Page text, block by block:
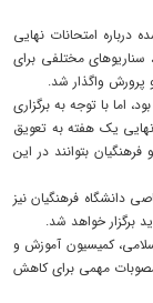
درباره امتحانات نهایی
سناریوهای مختلفی برای
پرورش واگذار شد.
اولیه بر آغاز امتحانات از ۱۳ تیرماه بود، اما با توجه به برگزاری
یک هفته به تعویق
و فرهنگیان بتوانند در این
دانشگاه فرهنگیان نیز
برگزار خواهد شد.
کمیسیون آموزش و
مهمی برای کاهش